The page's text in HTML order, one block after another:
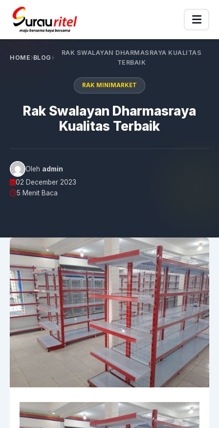
HOME BLOG
RAK SWALAYAN DHARMASRAYA KUALITAS
TERBAIK
RAK MINIMARKET
Rak Swalayan Dharmasraya
Kualitas Terbaik
Oleh admin
02 December 2023
5 Menit Baca